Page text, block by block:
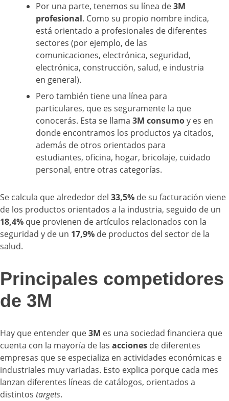
Por una parte, tenemos su línea de3M
profesional. Como su propio nombre indica,
está orientado a profesionales de diferentes
sectores (por ejemplo, de las
comunicaciones, electrónica, seguridad,
electrónica, construcción, salud, e industria
en general).
Pero también tiene una línea para
particulares, que es seguramente la que
conocerás. Esta se llama 3M consumoy es en
donde encontramos los productos ya citados,
además de otros orientados para
estudiantes, oficina, hogar, bricolaje, cuidado
personal, entre otras categorías.
Se calcula que alrededor del 33,5% de su facturación viene
de los productos orientados a la industria, seguido de un
18,4% que provienen de artículos relacionados con la
seguridad y de un 17,9% de productos del sector de la
salud.
Principales competidores
de 3M
Hay que entender que3M es una sociedad financiera que
cuenta con la mayoría de las acciones de diferentes
empresas que se especializa en actividades económicas e
industriales muy variadas. Esto explica porque cada mes
lanzan diferentes líneas de catálogos, orientados a
distintos targets.